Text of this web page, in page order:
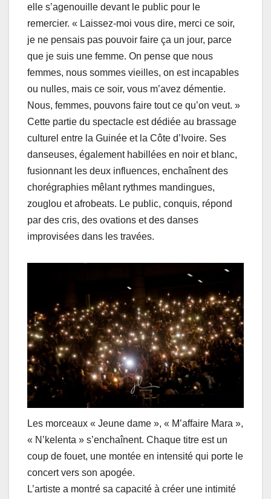
elle s’agenouille devant le public pour le
remercier. « Laissez-moi vous dire, merci ce soir,
je ne pensais pas pouvoir faire ça un jour, parce
que je suis une femme. On pense que nous
femmes, nous sommes vieilles, on est incapables
ou nulles, mais ce soir, vous m’avez démentie.
Nous, femmes, pouvons faire tout ce qu’on veut. »
Cette partie du spectacle est dédiée au brassage
culturel entre la Guinée et la Côte d’Ivoire. Ses
danseuses, également habillées en noir et blanc,
fusionnant les deux influences, enchaînent des
chorégraphies mêlant rythmes mandingues,
zouglou et afrobeats. Le public, conquis, répond
par des cris, des ovations et des danses
improvisées dans les travées.
Les morceaux « Jeune dame », « M’affaire Mara »,
« N’kelenta » s’enchaînent. Chaque titre est un
coup de fouet, une montée en intensité qui porte le
concert vers son apogée.
L’artiste a montré sa capacité à créer une intimité